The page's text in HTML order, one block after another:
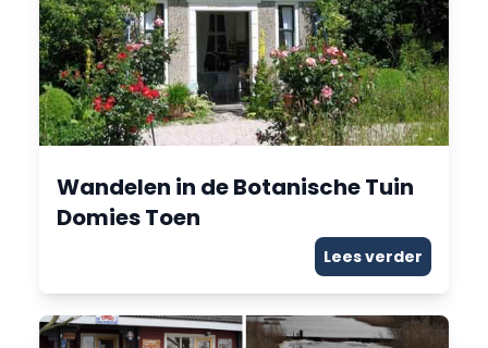
Wandelen in de Botanische Tuin
Domies Toen
Lees verder